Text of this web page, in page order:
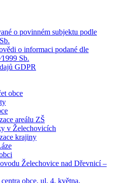
o povinném subjektu podle
o informaci podané dle
Sb.
GDPR
obce
areálu ZŠ
v Želechovicích
krajiny
Želechovice nad Dřevnicí –
obce, ul. 4. května,